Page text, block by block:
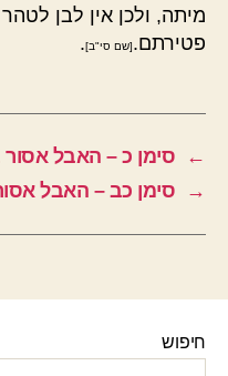
מיתה, ולכן אין לבן
פטירתם.[שם סי"ב].
←
סימן כ – האבל אסור
→
סימן כב – האבל
חיפוש